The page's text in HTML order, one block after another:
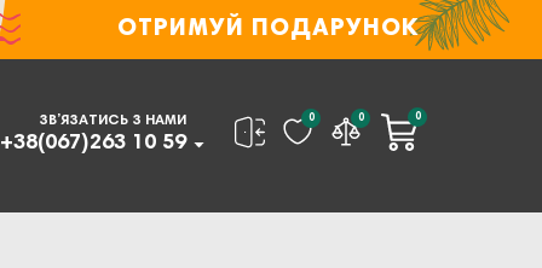
ОТРИМУЙ ПОДАРУНОК
ЗВ’ЯЗАТИСЬ З НАМИ
+38(067)263 10 59
0 0 0